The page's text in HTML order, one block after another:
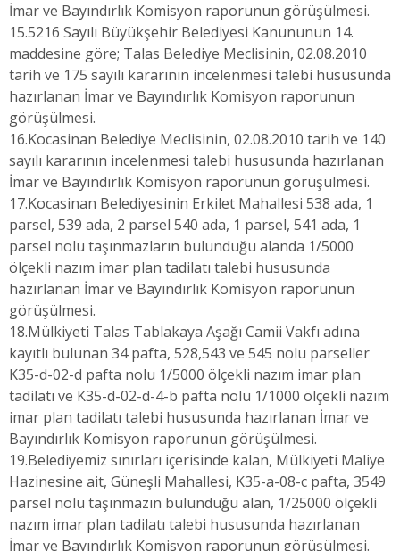
İmar ve Bayındırlık Komisyon raporunun görüşülmesi.
15.5216 Sayılı Büyükşehir Belediyesi Kanununun 14.
maddesine göre; Talas Belediye Meclisinin, 02.08.2010
tarih ve 175 sayılı kararının incelenmesi talebi hususunda
hazırlanan İmar ve Bayındırlık Komisyon raporunun
görüşülmesi.
16.Kocasinan Belediye Meclisinin, 02.08.2010 tarih ve 140
sayılı kararının incelenmesi talebi hususunda hazırlanan
İmar ve Bayındırlık Komisyon raporunun görüşülmesi.
17.Kocasinan Belediyesinin Erkilet Mahallesi 538 ada, 1
parsel, 539 ada, 2 parsel 540 ada, 1 parsel, 541 ada, 1
parsel nolu taşınmazların bulunduğu alanda 1/5000
ölçekli nazım imar plan tadilatı talebi hususunda
hazırlanan İmar ve Bayındırlık Komisyon raporunun
görüşülmesi.
18.Mülkiyeti Talas Tablakaya Aşağı Camii Vakfı adına
kayıtlı bulunan 34 pafta, 528,543 ve 545 nolu parseller
K35-d-02-d pafta nolu 1/5000 ölçekli nazım imar plan
tadilatı ve K35-d-02-d-4-b pafta nolu 1/1000 ölçekli nazım
imar plan tadilatı talebi hususunda hazırlanan İmar ve
Bayındırlık Komisyon raporunun görüşülmesi.
19.Belediyemiz sınırları içerisinde kalan, Mülkiyeti Maliye
Hazinesine ait, Güneşli Mahallesi, K35-a-08-c pafta, 3549
parsel nolu taşınmazın bulunduğu alan, 1/25000 ölçekli
nazım imar plan tadilatı talebi hususunda hazırlanan
İmar ve Bayındırlık Komisyon raporunun görüşülmesi.